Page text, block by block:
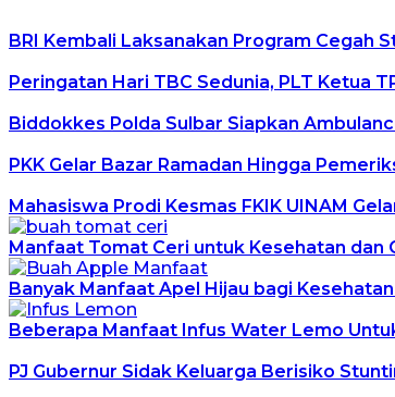
BRI Kembali Laksanakan Program Cegah
Peringatan Hari TBC Sedunia, PLT Ketua
Biddokkes Polda Sulbar Siapkan
PKK Gelar Bazar Ramadan Hingga
Mahasiswa Prodi Kesmas FKIK UINAM
Manfaat Tomat Ceri untuk Kesehatan dan
Banyak Manfaat Apel Hijau bagi
Beberapa Manfaat Infus Water Lemo
PJ Gubernur Sidak Keluarga Berisiko